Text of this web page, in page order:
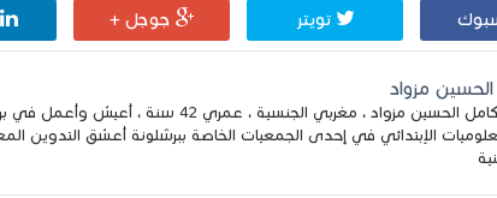
تويتر جوجل +
الحسين مزواد
إسمي الكامل الحسين مزواد ، مغربي الجنسية ،
الإبتدائي في إحدى الجمعيات الخاصة ببرشلونة أعشق التدوين